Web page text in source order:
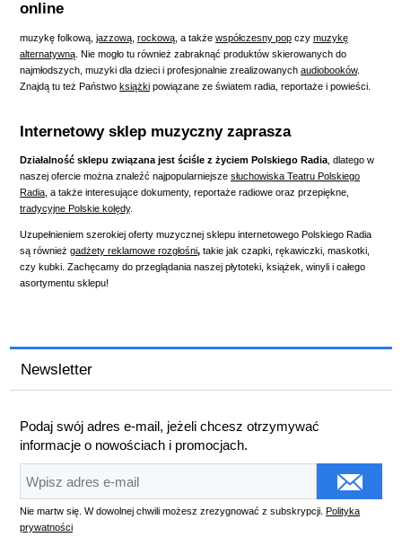
online
muzykę folkową jazzową rockową , a także współczesny pop czy muzykę
alternatywną . Nie mogło tu również zabraknąć produktów skierowanych do
najmłodszych, muzyki dla dzieci i profesjonalnie zrealizowanych audiobooków.
Znajdą tu też Państwo książki powiązane ze światem radia, reportaże i powieści.
Internetowy sklep muzyczny zaprasza
Działalność sklepu związana jest ściśle z życiem Polskiego Radia , dlatego w
naszej ofercie można znaleźć najpopularniejsze słuchowiska Teatru Polskiego
Radia , a także interesujące dokumenty, reportaże radiowe oraz przepiękne,
tradycyjne Polskie kolędy.
Uzupełnieniem szerokiej oferty muzycznej sklepu internetowego Polskiego Radia
są również gadżety reklamowe rozgłośni, takie jak czapki, rękawiczki, maskotki,
czy kubki. Zachęcamy do przeglądania naszej płytoteki, książek, winyli i całego
asortymentu sklepu!
Newsletter
Podaj swój adres e-mail, jeżeli chcesz otrzymywać
informacje o nowościach i promocjach.
Nie martw się. W dowolnej chwili możesz zrezygnować z subskrypcji.
Polityka
prywatności